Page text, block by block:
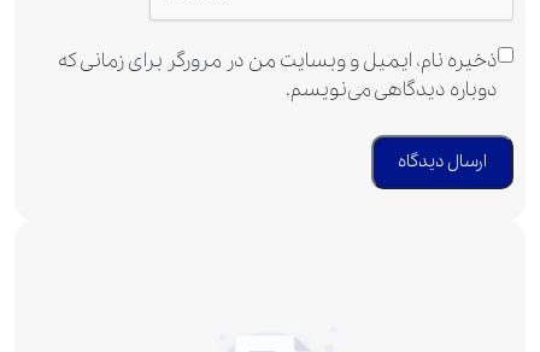
ذخیره نام، ایمیل و وبسایت من در مرورگر برای زمانی که
دوباره دیدگاهی می‌نویسم.